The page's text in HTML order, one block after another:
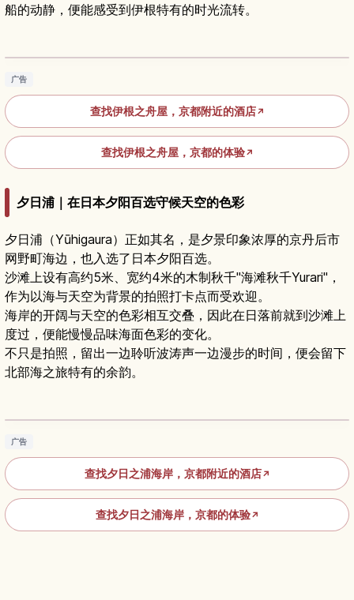
船的动静，便能感受到伊根特有的时光流转。
京都伊根舟屋旅游指南｜海上木屋村、游船与住
广告
查找伊根之舟屋，京都附近的酒店↗
查找伊根之舟屋，京都的体验↗
夕日浦｜在日本夕阳百选守候天空的色彩
夕日浦（Yūhigaura）正如其名，是夕景印象浓厚的京丹后市
网野町海边，也入选了日本夕阳百选。
沙滩上设有高约5米、宽约4米的木制秋千"海滩秋千Yurari"，
作为以海与天空为背景的拍照打卡点而受欢迎。
海岸的开阔与天空的色彩相互交叠，因此在日落前就到沙滩上
度过，便能慢慢品味海面色彩的变化。
不只是拍照，留出一边聆听波涛声一边漫步的时间，便会留下
北部海之旅特有的余韵。
京都夕日浦海滩｜绝美夕阳与海边温泉度假的好
广告
查找夕日之浦海岸，京都附近的酒店↗
查找夕日之浦海岸，京都的体验↗